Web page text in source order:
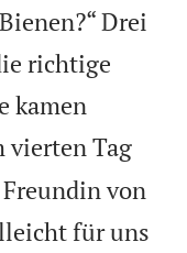
Drei
richtige
kamen
vierten Tag
von
für uns